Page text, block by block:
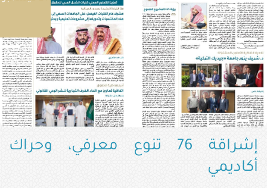
الإلكترونية
البوابة
الإعلامية
تواصل
معنا
إشراقة 76 تنوع معرفي، وحراك
أكاديمي